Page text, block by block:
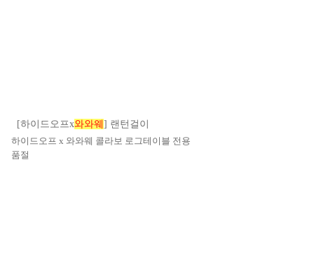
[하이드오프x와와웨 ] 랜턴걸이
하이드오프 x 와와웨 콜라보 로그테이블 전용
품절